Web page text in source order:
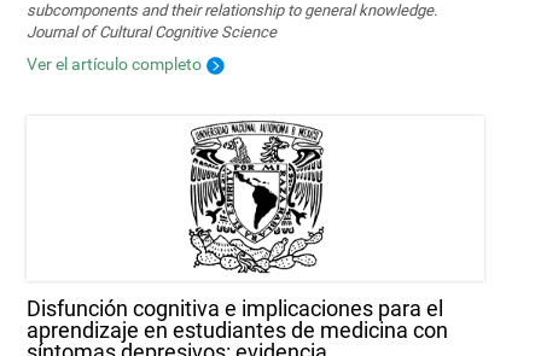
subcomponents and their relationship to general knowledge.
Journal of Cultural Cognitive Science
Ver el artículo completo
Disfunción cognitiva e implicaciones para el
aprendizaje en estudiantes de medicina con